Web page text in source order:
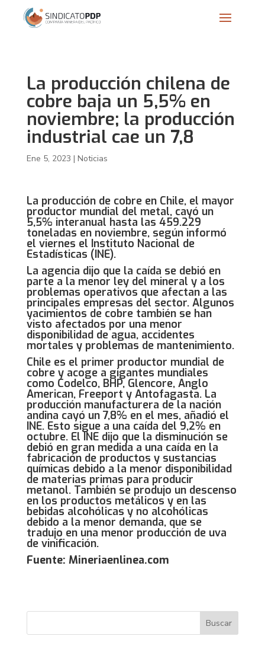
La producción chilena de
cobre baja un 5,5% en
noviembre; la producción
industrial cae un 7,8
Ene 5, 2023 | Noticias
La producción de cobre en Chile, el mayor
productor mundial del metal, cayó un
5,5% interanual hasta las 459.229
toneladas en noviembre, según informó
el viernes el Instituto Nacional de
Estadísticas (INE).
La agencia dijo que la caída se debió en
parte a la menor ley del mineral y a los
problemas operativos que afectan a las
principales empresas del sector. Algunos
yacimientos de cobre también se han
visto afectados por una menor
disponibilidad de agua, accidentes
mortales y problemas de mantenimiento.
Chile es el primer productor mundial de
cobre y acoge a gigantes mundiales
como Codelco, BHP, Glencore, Anglo
American, Freeport y Antofagasta. La
producción manufacturera de la nación
andina cayó un 7,8% en el mes, añadió el
INE. Esto sigue a una caída del 9,2% en
octubre. El INE dijo que la disminución se
debió en gran medida a una caída en la
fabricación de productos y sustancias
químicas debido a la menor disponibilidad
de materias primas para producir
metanol. También se produjo un descenso
en los productos metálicos y en las
bebidas alcohólicas y no alcohólicas
debido a la menor demanda, que se
tradujo en una menor producción de uva
de vinificación.
Fuente: Mineriaenlinea.com
Buscar